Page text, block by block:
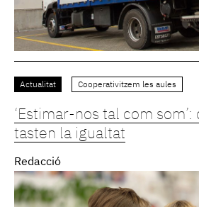
Actualitat Cooperativitzem les aules
‘Estimar-nos tal com
tasten la igualtat
Redacció